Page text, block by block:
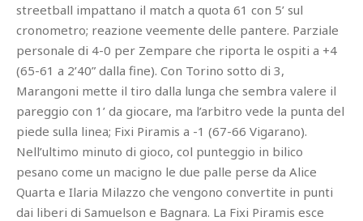
streetball impattano il match a quota 61 con 5’ sul
cronometro; reazione veemente delle pantere. Parziale
personale di 4-0 per Zempare che riporta le ospiti a +4
(65-61 a 2’40” dalla fine). Con Torino sotto di 3,
Marangoni mette il tiro dalla lunga che sembra valere il
pareggio con 1’ da giocare, ma l’arbitro vede la punta del
piede sulla linea; Fixi Piramis a -1 (67-66 Vigarano).
Nell’ultimo minuto di gioco, col punteggio in bilico
pesano come un macigno le due palle perse da Alice
Quarta e Ilaria Milazzo che vengono convertite in punti
dai liberi di Samuelson e Bagnara. La Fixi Piramis esce